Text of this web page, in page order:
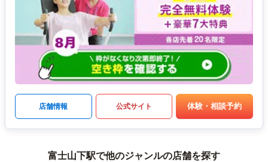
店舗情報 公式サイト 体験・相談予約
富士山下駅で他のジャンルの店舗を探す